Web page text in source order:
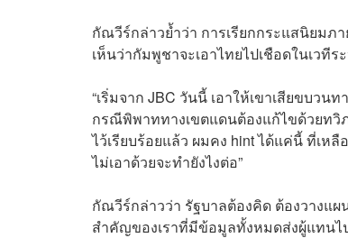
กัณวีร์กล่าวย้ำว่า การเรียกกระแสนิยม
เห็นว่ากัมพูชาจะเอาไทยไปเชือดในเวที
“เริ่มจาก JBC วันนี้ เอาให้เขาเสียขบว
กรณีพิพาททางเขตแดนต้องแก้ไขด้วยทวิ
ไว้เรียบร้อยแล้ว ผมคง hint ได้แค่นี้ ที่เห
ไม่เอาด้วยจะทำยังไงต่อ”
กัณวีร์กล่าวว่า รัฐบาลต้องคิด ต้องวางแ
สำคัญของเราที่มีข้อมูลทั้งหมดส่งผู้แทนไ